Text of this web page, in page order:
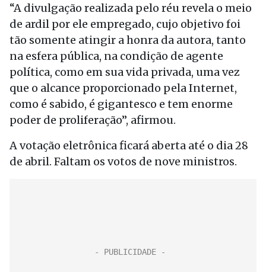
“A divulgação realizada pelo réu revela o meio
de ardil por ele empregado, cujo objetivo foi
tão somente atingir a honra da autora, tanto
na esfera pública, na condição de agente
política, como em sua vida privada, uma vez
que o alcance proporcionado pela Internet,
como é sabido, é gigantesco e tem enorme
poder de proliferação”, afirmou.
A votação eletrônica ficará aberta até o dia 28
de abril. Faltam os votos de nove ministros.